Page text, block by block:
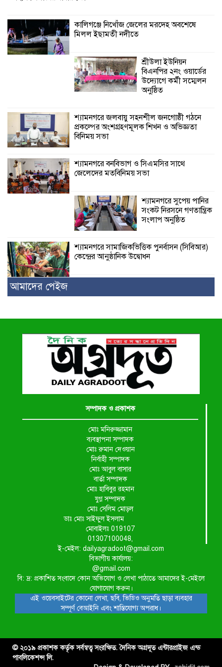
শ্যামনগরে বনবিভাগ ও সিএমসির সাথে
কালিগঞ্জে নিখোঁজ জেলের মরদেহ অবশেষে
মিলল ইছামতী নদীতে
শ্রীউলা ইউনিয়ন
বিএনপির ২নং ওয়ার্ডের
উদ্যোগে কর্মী সম্মেলন
অনুষ্ঠিত
শ্যামনগরে জলবায়ু সহনশীল জনগোষ্ঠী গঠনে
প্রকল্পের অংশগ্রহণমূলক শিখন ও অভিজ্ঞতা
বিনিময় সভা
শ্যামনগরে বনবিভাগ ও সিএমসির সাথে
জেলেদের মতবিনিময় সভা
শ্যামনগরে সুপেয় পানির
সংকট নিরসনে গণতান্ত্রিক
সংলাপ অনুষ্ঠিত
শ্যামনগরে সামাজিকভিত্তিক পুনর্বাসন (সিবিআর)
কেন্দ্রের আনুষ্ঠানিক উদ্বোধন
আমাদের পেইজ
সম্পাদক ও প্রকাশক
মোঃ মনিরুজ্জামান
ব্যবস্থাপনা সম্পাদক
মোঃ রুমান দেওয়ান
নির্বাহী সম্পাদক
মোঃ আবুল বাসার
বার্তা সম্পাদক
মোঃ হাবিবুর রহমান
যুগ্ন সম্পাদক
মোঃ সেলিম মোড়ল
ডাঃ মোঃ সাইফুল ইসলাম
মোবাইলঃ 019107
01307100048,
ই-মেইল: dailyagradoot@gmail.com
বিভাগীয় কার্যালয়:
@gmail.com
বি: দ্র: প্রকাশিত সংবাদে কোন অভিযোগ ও লেখা পাঠাতে আমাদের ই-মেইলে
যোগাযোগ করুন।
এই ওয়েবসাইটের কোনো লেখা, ছবি, ভিডিও অনুমতি ছাড়া ব্যবহার
সম্পূর্ণ বেআইনি এবং শাস্তিযোগ্য অপরাধ।
© ২০১৯ প্রকাশক কর্তৃক সর্বস্বত্ব সংরক্ষিত. দৈনিক অগ্রদূত এন্টারপ্রাইজ এন্ড
পাবলিকেশন্স লি.